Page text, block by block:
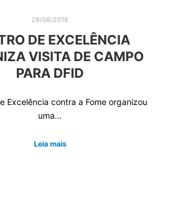
28/06/2018
DE EXCELÊNCIA
VISITA DE CAMPO
PARA DFID
Excelência contra a Fome organizou
uma…
Leia mais